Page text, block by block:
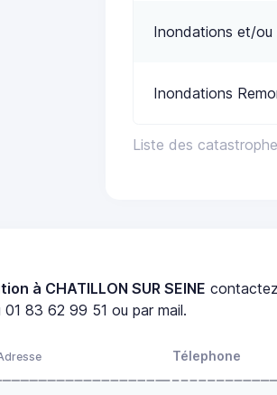
Liste des
Inondations et/ou
Inondations
à CHATILLON SUR SEINE
83 62 99 51 ou par mail.
Télephone